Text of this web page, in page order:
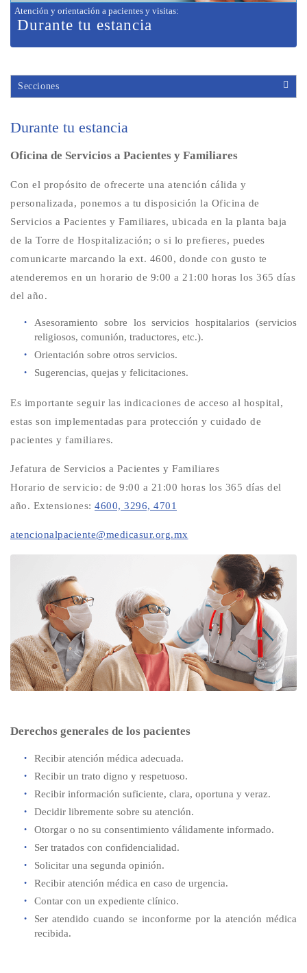
Atención y orientación a pacientes y visitas:
Durante tu estancia
Secciones
Durante tu estancia
Oficina de Servicios a Pacientes y Familiares
Con el propósito de ofrecerte una atención cálida y
personalizada, ponemos a tu disposición la Oficina de
Servicios a Pacientes y Familiares, ubicada en la planta baja
de la Torre de Hospitalización; o si lo prefieres, puedes
comunicarte marcando la ext. 4600, donde con gusto te
atenderemos en un horario de 9:00 a 21:00 horas los 365 días
del año.
Asesoramiento sobre los servicios hospitalarios (servicios
religiosos, comunión, traductores, etc.).
Orientación sobre otros servicios.
Sugerencias, quejas y felicitaciones.
Es importante seguir las indicaciones de acceso al hospital,
estas son implementadas para protección y cuidado de
pacientes y familiares.
Jefatura de Servicios a Pacientes y Familiares
Horario de servicio: de 9:00 a 21:00 horas los 365 días del
año. Extensiones: 4600, 3296, 4701
atencionalpaciente@medicasur.org.mx
Derechos generales de los pacientes
Recibir atención médica adecuada.
Recibir un trato digno y respetuoso.
Recibir información suficiente, clara, oportuna y veraz.
Decidir libremente sobre su atención.
Otorgar o no su consentimiento válidamente informado.
Ser tratados con confidencialidad.
Solicitar una segunda opinión.
Recibir atención médica en caso de urgencia.
Contar con un expediente clínico.
Ser atendido cuando se inconforme por la atención médica
recibida.